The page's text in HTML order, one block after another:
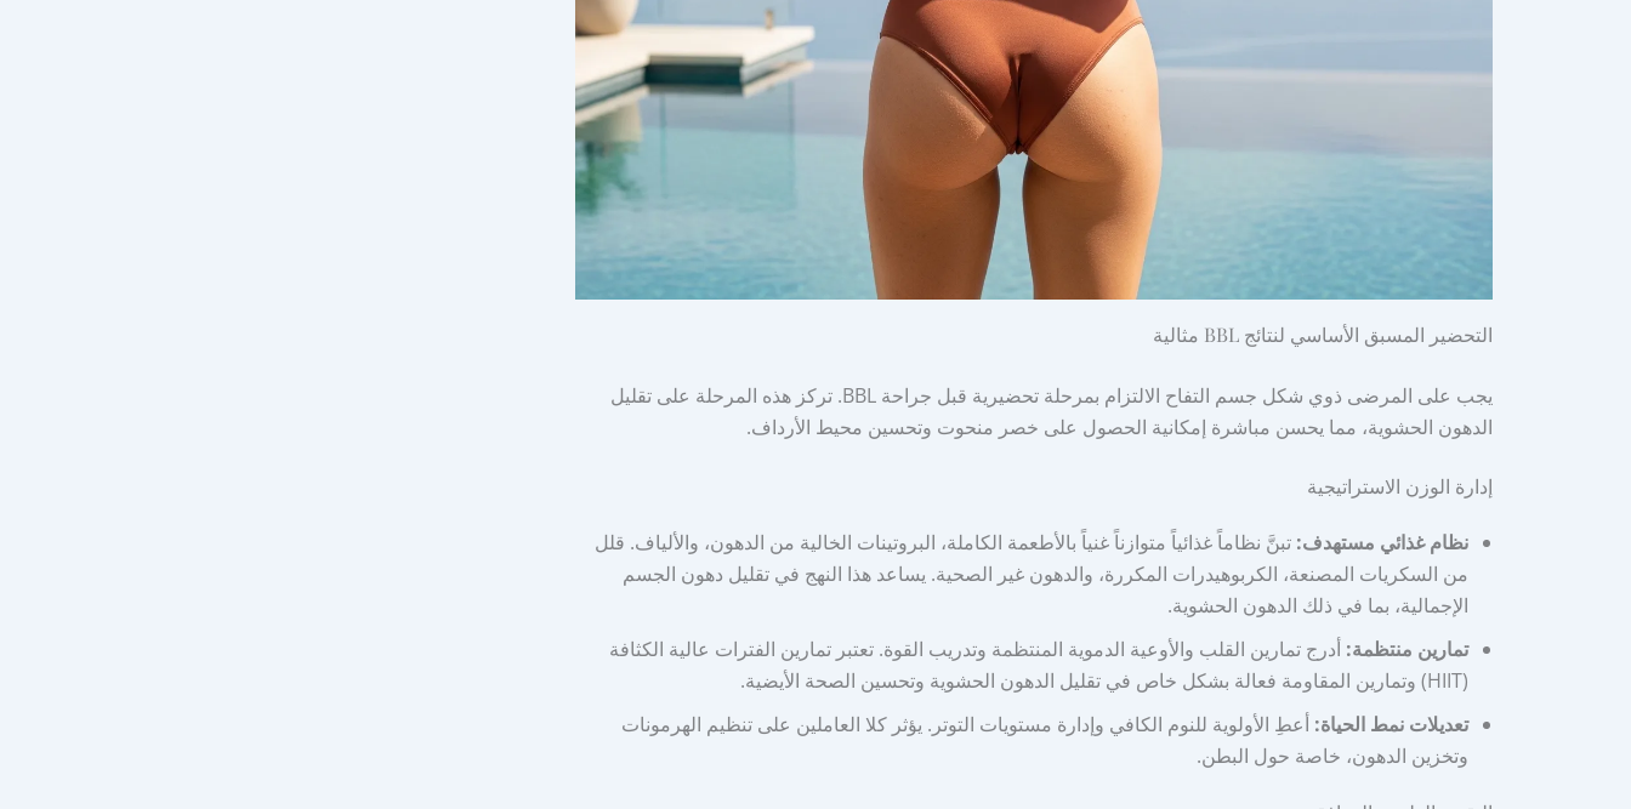
التحضير المسبق الأساسي لنتائج BBL مثالية
يجب على المرضى ذوي شكل جسم التفاح الالتزام بمرحلة تحضيرية قبل جراحة BBL. تركز هذه المرحلة على تقليل
الدهون الحشوية، مما يحسن مباشرة إمكانية الحصول على خصر منحوت وتحسين محيط الأرداف.
إدارة الوزن الاستراتيجية
نظام غذائي مستهدف: تبنَّ نظاماً غذائياً متوازناً غنياً بالأطعمة الكاملة، البروتينات الخالية من الدهون، والألياف. قلل
من السكريات المصنعة، الكربوهيدرات المكررة، والدهون غير الصحية. يساعد هذا النهج في تقليل دهون الجسم
الإجمالية، بما في ذلك الدهون الحشوية.
تمارين منتظمة: أدرج تمارين القلب والأوعية الدموية المنتظمة وتدريب القوة. تعتبر تمارين الفترات عالية الكثافة
(HIIT) وتمارين المقاومة فعالة بشكل خاص في تقليل الدهون الحشوية وتحسين الصحة الأيضية.
تعديلات نمط الحياة: أعطِ الأولوية للنوم الكافي وإدارة مستويات التوتر. يؤثر كلا العاملين على تنظيم الهرمونات
وتخزين الدهون، خاصة حول البطن.